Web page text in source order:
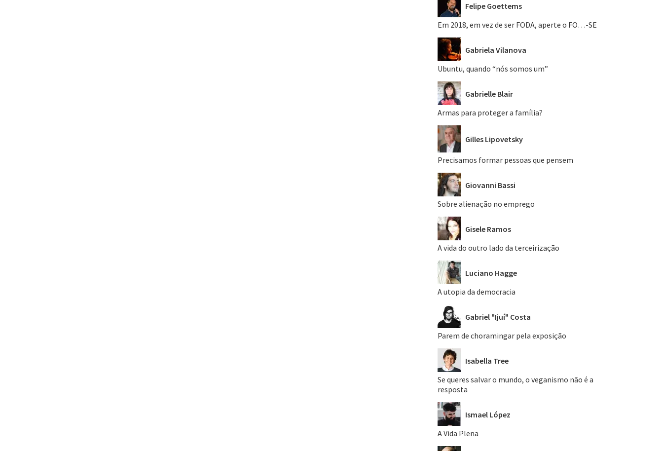
Felipe Goettems
Em 2018, em vez de ser FODA, aperte o FO…-SE
Gabriela Vilanova
Ubuntu, quando “nós somos um”
Gabrielle Blair
Armas para proteger a família?
Gilles Lipovetsky
Precisamos formar pessoas que pensem
Giovanni Bassi
Sobre alienação no emprego
Gisele Ramos
A vida do outro lado da terceirização
Luciano Hagge
A utopia da democracia
Gabriel "Ijuí" Costa
Parem de choramingar pela exposição
Isabella Tree
Se queres salvar o mundo, o veganismo não é a
resposta
Ismael López
A Vida Plena